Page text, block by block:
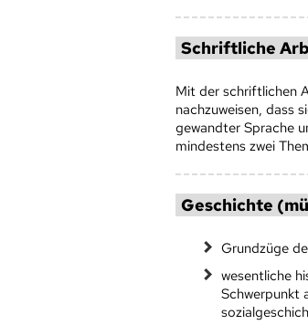
Schriftliche
Mit der schriftlichen
nachzuweisen, dass
gewandter Sprache
mindestens zwei
Geschichte
Grundzüge
wesentliche
Schwerpunkt